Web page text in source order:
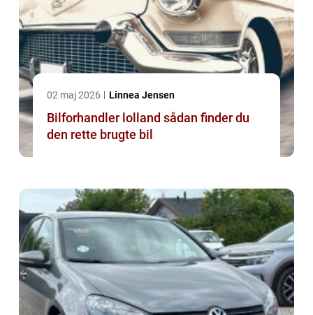
02 maj 2026 Linnea Jensen
Bilforhandler lolland sådan finder du
den rette brugte bil